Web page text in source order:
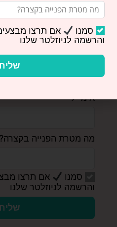
שם משפחה
טלפון
אימייל
מה מטרת הפנייה בקצרה?
סמנו
אם תרצו
והרשמה לניוזלטר שלנו
סמנו
אם תרצו
והרשמה לניוזלטר שלנו